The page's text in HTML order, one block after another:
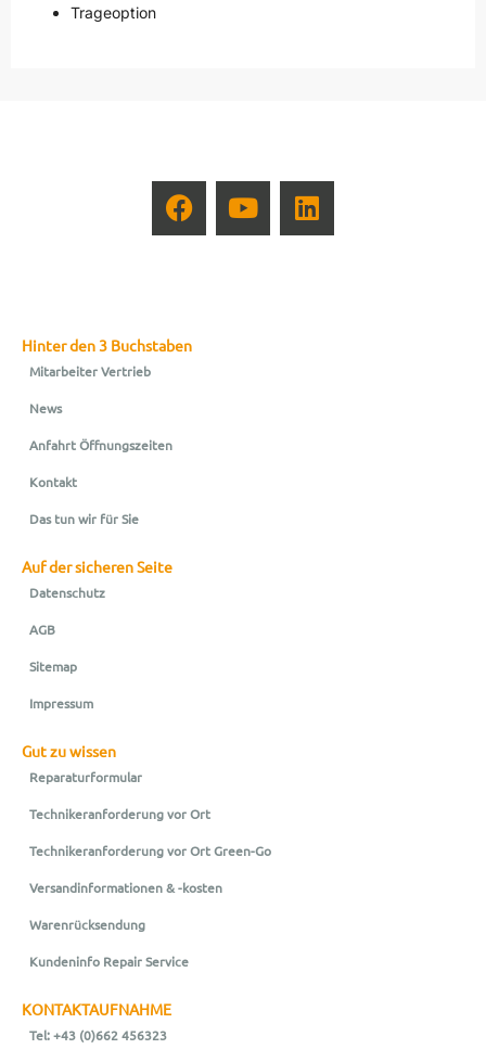
Trageoption
Hinter den 3 Buchstaben
Mitarbeiter Vertrieb
News
Anfahrt Öffnungszeiten
Kontakt
Das tun wir für Sie
Auf der sicheren Seite
Datenschutz
AGB
Sitemap
Impressum
Gut zu wissen
Reparaturformular
Technikeranforderung vor Ort
Technikeranforderung vor Ort Green-Go
Versandinformationen & -kosten
Warenrücksendung
Kundeninfo Repair Service
KONTAKTAUFNAHME
Tel: +43 (0)662 456323